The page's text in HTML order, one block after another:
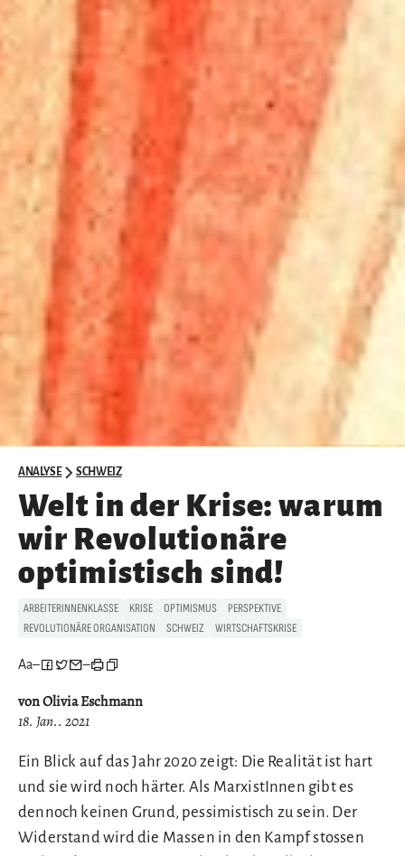
ANALYSE SCHWEIZ
Welt in der Krise: warum
wir Revolutionäre
optimistisch sind!
ARBEITERINNENKLASSE KRISE OPTIMISMUS
PERSPEKTIVE
REVOLUTIONÄRE ORGANISATION
SCHWEIZ WIRTSCHAFTSKRISE
Aa– –
von Olivia Eschmann
18. Jan.. 2021
Ein Blick auf das Jahr 2020 zeigt: Die Realität ist hart
und sie wird noch härter. Als MarxistInnen gibt es
dennoch keinen Grund, pessimistisch zu sein. Der
Widerstand wird die Massen in den Kampf stossen